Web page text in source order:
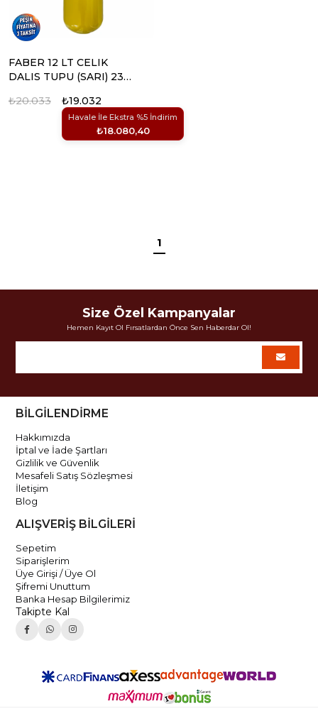
FABER 12 LT CELIK
DALIS TUPU (SARI) 232
₺19.032
Havale İle Ekstra %5 İndirim
₺18.080,40
₺20.033
1
Size Özel Kampanyalar
Hemen Kayıt Ol Fırsatlardan Önce Sen Haberdar Ol!
BİLGİLENDİRME
Hakkımızda
İptal ve İade Şartları
Gizlilik ve Güvenlik
Mesafeli Satış Sözleşmesi
İletişim
Blog
ALIŞVERİŞ BİLGİLERİ
Sepetim
Siparişlerim
Üye Girişi / Üye Ol
Şifremi Unuttum
Banka Hesap Bilgilerimiz
Takipte Kal